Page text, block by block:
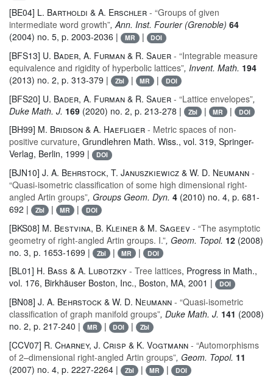
[BE04] L. Bartholdi & A. Erschler - “Groups of given
intermediate word growth”, Ann. Inst. Fourier (Grenoble) 64
(2004) no. 5, p. 2003-2036 |
MR | DOI
[BFS13] U. Bader, A. Furman & R. Sauer - “Integrable measure
equivalence and rigidity of hyperbolic lattices”, Invent. Math. 194
(2013) no. 2, p. 313-379 |
Zbl | MR | DOI
[BFS20] U. Bader, A. Furman & R. Sauer - “Lattice envelopes”,
Duke Math. J. 169 (2020) no. 2, p. 213-278 | Zbl | MR | DOI
[BH99] M. Bridson & A. Haefliger - Metric spaces of non-
positive curvature, Grundlehren Math. Wiss., vol. 319, Springer-
Verlag, Berlin, 1999 |
DOI
[BJN10] J. A. Behrstock, T. Januszkiewicz & W. D. Neumann -
“Quasi-isometric classification of some high dimensional right-
angled Artin groups”, Groups Geom. Dyn. 4 (2010) no. 4, p. 681-
692 |
Zbl | MR | DOI
[BKS08] M. Bestvina, B. Kleiner & M. Sageev - “The asymptotic
geometry of right-angled Artin groups. I.”, Geom. Topol. 12 (2008)
no. 3, p. 1653-1699 |
Zbl | MR | DOI
[BL01] H. Bass & A. Lubotzky - Tree lattices, Progress in Math.,
vol. 176, Birkhäuser Boston, Inc., Boston, MA, 2001 | DOI
[BN08] J. A. Behrstock & W. D. Neumann - “Quasi-isometric
classification of graph manifold groups”, Duke Math. J. 141 (2008)
no. 2, p. 217-240 |
MR | DOI | Zbl
[CCV07] R. Charney, J. Crisp & K. Vogtmann - “Automorphisms
of 2–dimensional right-angled Artin groups”, Geom. Topol. 11
(2007) no. 4, p. 2227-2264 |
Zbl | MR | DOI